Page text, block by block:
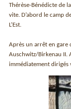
Thérèse-Bénédicte de
vite. D’abord le camp
L’Est.
Après un arrêt en gare
Auschwitz/Birkenau II.
immédiatement dirigés